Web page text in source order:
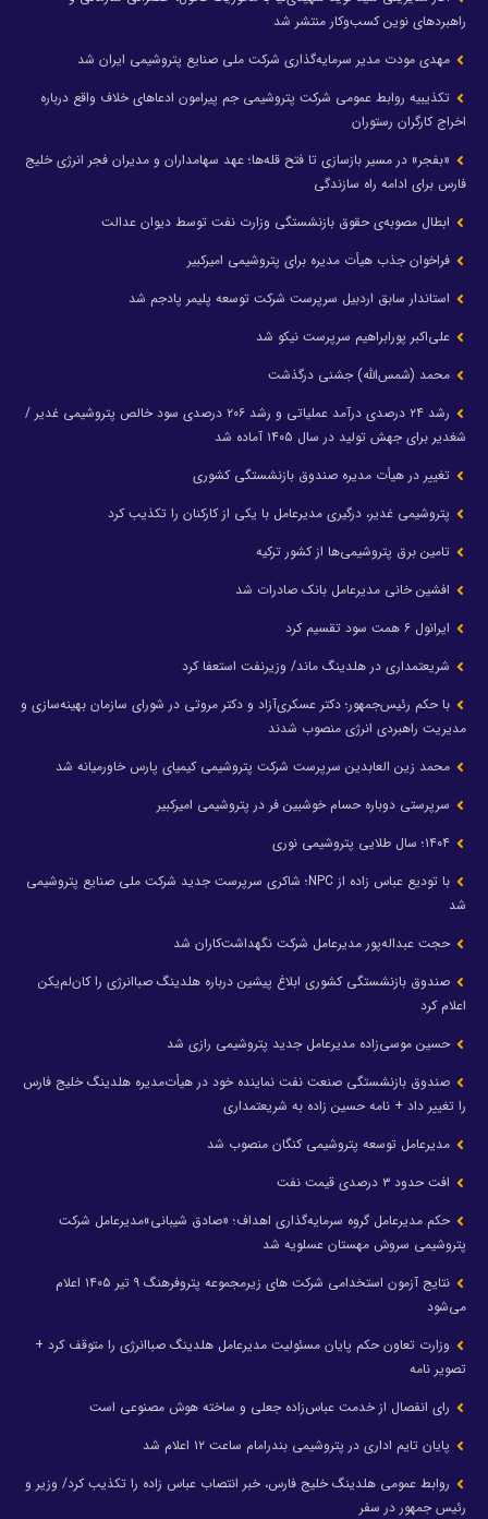
راهبردهای نوین کسب‌وکار منتشر شد
مهدی مودت مدیر سرمایه‌گذاری شرکت ملی صنایع پتروشیمی ایران شد
تکذیبیه روابط عمومی شرکت پتروشیمی جم پیرامون ادعاهای خلاف واقع درباره
اخراج کارگران رستوران
«بفجر» در مسیر بازسازی تا فتح قله‌ها؛ عهد سهامداران و مدیران فجر انرژی خلیج
فارس برای ادامه راه سازندگی
ابطال مصوبه‌ی حقوق بازنشستگی وزارت نفت توسط دیوان عدالت
فراخوان جذب هیأت مدیره برای پتروشیمی امیرکبیر
استاندار سابق اردبیل سرپرست شرکت توسعه پلیمر پادجم شد
علی‌اکبر پورابراهیم سرپرست نیکو شد
محمد (شمس‌الله) جشنی درگذشت
رشد ۲۴ درصدی درآمد عملیاتی و رشد ۲۰۶ درصدی سود خالص پتروشیمی غدیر /
شغدیر برای جهش تولید در سال ۱۴۰۵ آماده شد
تغییر در هیأت مدیره صندوق بازنشستگی کشوری
پتروشیمی غدیر، درگیری مدیرعامل با یکی از کارکنان را تکذیب کرد
تامین برق پتروشیمی‌ها از کشور ترکیه
افشین خانی مدیرعامل بانک صادرات شد
ایرانول ۶ همت سود تقسیم کرد
شریعتمداری در هلدینگ ماند/ وزیرنفت استعفا کرد
با حکم رئیس‌جمهور؛ دکتر عسکری‌آزاد و دکتر مروتی در شورای سازمان بهینه‌سازی و
مدیریت راهبردی انرژی منصوب شدند
محمد زین العابدین سرپرست شرکت پتروشیمی کیمیای پارس خاورمیانه شد
سرپرستی دوباره حسام خوشبین فر در پتروشیمی امیرکبیر
با تودیع عباس زاده از NPC؛ شاکری سرپرست جدید شرکت ملی صنایع پتروشیمی
شد
حجت عبداله‌پور مدیرعامل شرکت نگهداشت‌کاران شد
صندوق بازنشستگی کشوری ابلاغ پیشین درباره هلدینگ صباانرژی را کان‌لم‌یکن
اعلام کرد
حسین موسی‌زاده مدیرعامل جدید پتروشیمی رازی شد
صندوق بازنشستگی صنعت نفت نماینده خود در هیأت‌مدیره هلدینگ خلیج فارس
را تغییر داد + نامه حسین زاده به شریعتمداری
مدیرعامل توسعه پتروشیمی کنگان منصوب شد
افت حدود ۳ درصدی قیمت نفت
حکم مدیرعامل گروه سرمایه‌گذاری اهداف؛ «صادق شیبانی»مدیرعامل شرکت
پتروشیمی سروش مهستان عسلویه شد
نتایج آزمون استخدامی شرکت های زیرمجموعه پتروفرهنگ ۹ تیر ۱۴۰۵ اعلام
می‌شود
وزارت تعاون حکم پایان مسئولیت مدیرعامل هلدینگ صباانرژی را متوقف کرد +
تصویر نامه
رای انفصال از خدمت عباس‌زاده جعلی و ساخته هوش مصنوعی است
پایان تایم اداری در پتروشیمی بندرامام ساعت ۱۲ اعلام شد
روابط عمومی هلدینگ خلیج فارس، خبر انتصاب عباس زاده را تکذیب کرد/ وزیر و
رئیس جمهور در سفر